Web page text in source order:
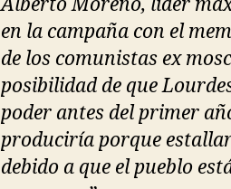
en la campaña con el
de los comunistas ex
posibilidad de que
poder antes del primer
produciría porque
debido a que el pueblo